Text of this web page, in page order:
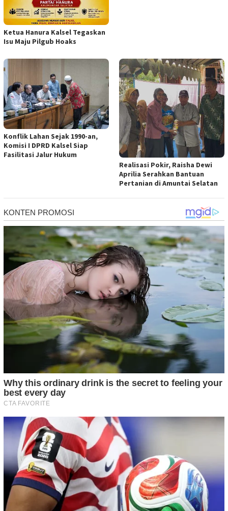
Ketua Hanura Kalsel Tegaskan
Isu Maju Pilgub Hoaks
Konflik Lahan Sejak 1990-an,
Komisi I DPRD Kalsel Siap
Fasilitasi Jalur Hukum
Realisasi Pokir, Raisha Dewi
Aprilia Serahkan Bantuan
Pertanian di Amuntai Selatan